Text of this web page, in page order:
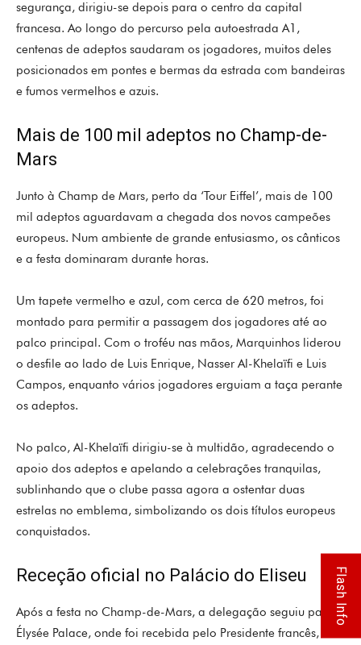
segurança, dirigiu-se depois para o centro da capital
francesa. Ao longo do percurso pela autoestrada A1,
centenas de adeptos saudaram os jogadores, muitos deles
posicionados em pontes e bermas da estrada com bandeiras
e fumos vermelhos e azuis.
Mais de 100 mil adeptos no Champ-de-
Mars
Junto à Champ de Mars, perto da ‘Tour Eiffel’, mais de 100
mil adeptos aguardavam a chegada dos novos campeões
europeus. Num ambiente de grande entusiasmo, os cânticos
e a festa dominaram durante horas.
Um tapete vermelho e azul, com cerca de 620 metros, foi
montado para permitir a passagem dos jogadores até ao
palco principal. Com o troféu nas mãos, Marquinhos liderou
o desfile ao lado de Luis Enrique, Nasser Al-Khelaïfi e Luis
Campos, enquanto vários jogadores erguiam a taça perante
os adeptos.
No palco, Al-Khelaïfi dirigiu-se à multidão, agradecendo o
apoio dos adeptos e apelando a celebrações tranquilas,
sublinhando que o clube passa agora a ostentar duas
estrelas no emblema, simbolizando os dois títulos europeus
conquistados.
Receção oficial no Palácio do Eliseu
Após a festa no Champ-de-Mars, a delegação seguiu para o
Élysée Palace, onde foi recebida pelo Presidente francês,
Flash Info